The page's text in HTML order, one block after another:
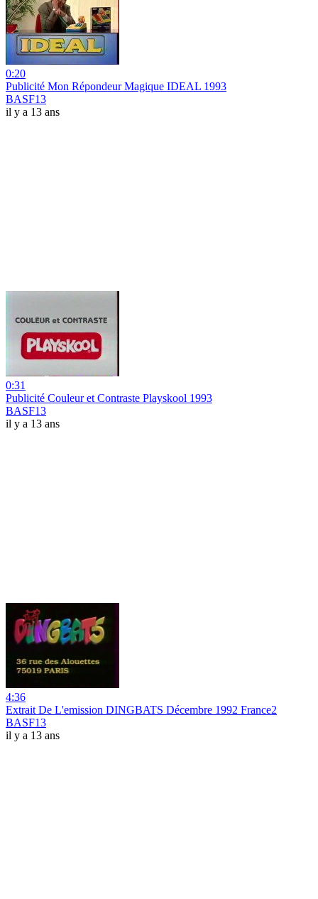
0:20
Publicité Mon Répondeur Magique IDEAL 1993
BASF13
il y a 13 ans
0:31
Publicité Couleur et Contraste Playskool 1993
BASF13
il y a 13 ans
4:36
Extrait De L'emission DINGBATS Décembre 1992 France2
BASF13
il y a 13 ans